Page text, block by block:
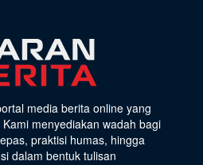
media berita online yang
menyediakan wadah bagi
praktisi humas, hingga
dalam bentuk tulisan